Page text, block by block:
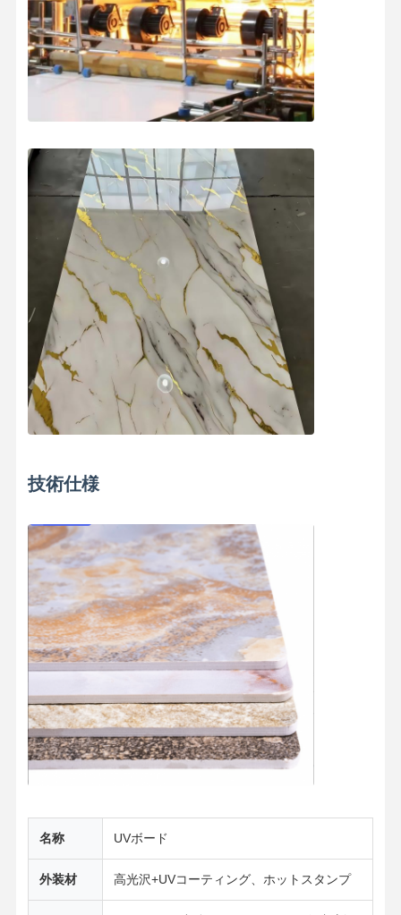
ホーム 製品 ビデオ 企業情報
会社案内 品質管理 お問い合わせ
すべての場合
今雑談しなさ
い
装飾用PVC壁パネル
WPC壁パネル
3D壁パネル
壁パネル
竹繊維壁パネル
音響の壁パネル
ポーセリンウォールパネル
SPCウォールパネル
技術仕様
名称 UVボード
外装材 高光沢+UVコーティング、ホットスタンプ